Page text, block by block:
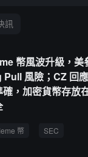
訊
幣風波升級，美
Pull 風險；CZ 回
，加密貨幣存放
幣 SEC